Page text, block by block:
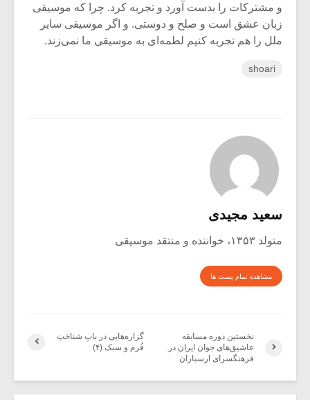
و مشترکات را بدست آورد و تجربه کرد. چرا که موسیقی
زبان عشق است و صلح و دوستی. و اگر موسیقی سایر
ملل را هم تجربه کنیم لطمه‌ای به موسیقی ما نمی‌زند.
shoari
سعید مجیدی
متولد ۱۳۵۳، خواننده و منتقد موسیقی
مشاهده تمام پست ها
گزاره‌هایی در بابِ شناختِ
فُرم و سبک (۴)
نخستین دوره مسابقه
عاشیق‌های جوان ایران در
فرهنگسرای ارسباران